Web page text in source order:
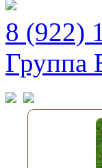
8 (922)
Группа